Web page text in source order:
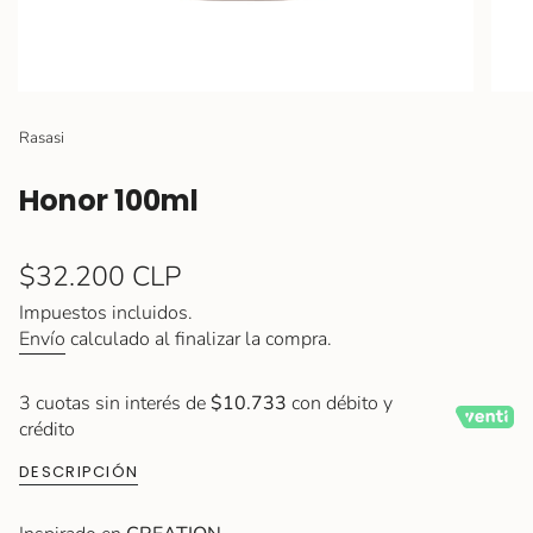
Rasasi
Honor 100ml
Precio
regular
$32.200 CLP
Impuestos incluidos.
Envío calculado al finalizar la compra.
3 cuotas sin interés de$10.733 con débito y
crédito
DESCRIPCIÓN